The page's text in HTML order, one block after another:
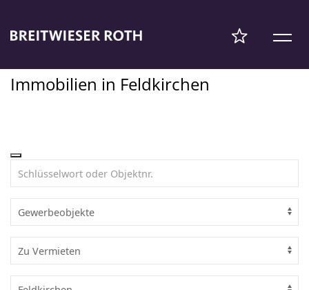
Immobilien in Feldkirchen